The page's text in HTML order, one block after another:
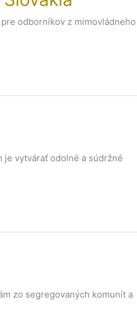
odborníkov z mimovládneho
vytvárať odolné a súdržné
zo segregovaných komunít a